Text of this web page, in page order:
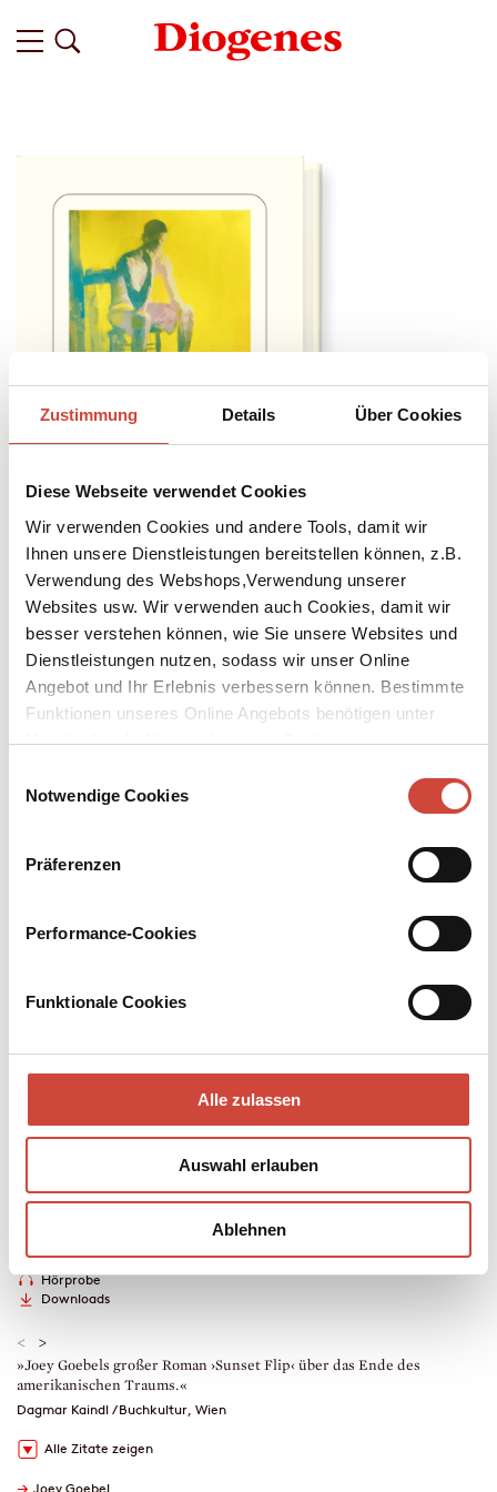
Zustimmung Details Über Cookies
Diese Webseite verwendet Cookies
Wir verwenden Cookies und andere Tools, damit wir
Ihnen unsere Dienstleistungen bereitstellen können, z.B.
Verwendung des Webshops,Verwendung unserer
Websites usw. Wir verwenden auch Cookies, damit wir
besser verstehen können, wie Sie unsere Websites und
Dienstleistungen nutzen, sodass wir unser Online
Angebot und Ihr Erlebnis verbessern können. Bestimmte
Funktionen unseres Online Angebots benötigen unter
Umständen die Verwendung von Cookies von
Notwendige Cookies
Präferenzen
Performance-Cookies
Funktionale Cookies
Alle zulassen
Auswahl erlauben
Ablehnen
↘
Kaufen
Sunset Flip
Aus dem amerikanischen Englisch von Nicolai von Schweder-
Für Auggie Schnuck sieht die Zukunft so gut aus wie nie zuvor. Als
Wrestler hat er fast alles erreicht. Mit Nadine, der Liebe seines
Glück nicht. Je besser es läuft, desto mehr verwandelt sich Auggie,
der eigentlich zum Film will, in seine Figur ›The Aug‹. Ein raffiniert
von Verstand und Wirklichkeit führen, über Künstlichkeit, Kampf
erschienen am 20. Mai 2026
* unverb. Preisempfehlung
Leseprobe
Hörprobe
Downloads
Drucken
< >
»Joey Goebels großer Roman ›Sunset Flip‹ über das Ende des
amerikanischen Traums.«
Dagmar Kaindl / Buchkultur, Wien
Alle Zitate zeigen
→ Joey Goebel